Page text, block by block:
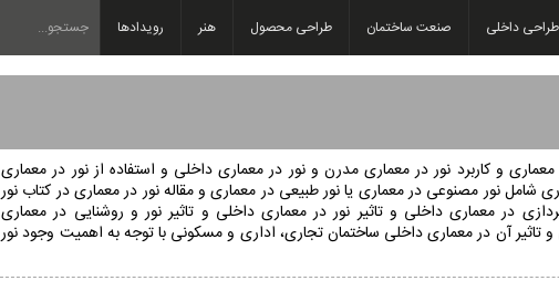
طراحی داخلی صنعت ساختمان طراحی محصول هنر رویدادها
و کاربرد نور در معماری مدرن و نور در معماری داخلی و استفاده از نور در معماری
شامل نور مصنوعی در معماری یا نور طبیعی در معماری و مقاله نور در معماری در کتاب نور
در معماری داخلی و تاثیر نور در معماری داخلی و تاثیر نور و روشنایی در معماری
آن در معماری داخلی ساختمان تجاری، اداری و مسکونی با توجه به اهمیت وجود نور